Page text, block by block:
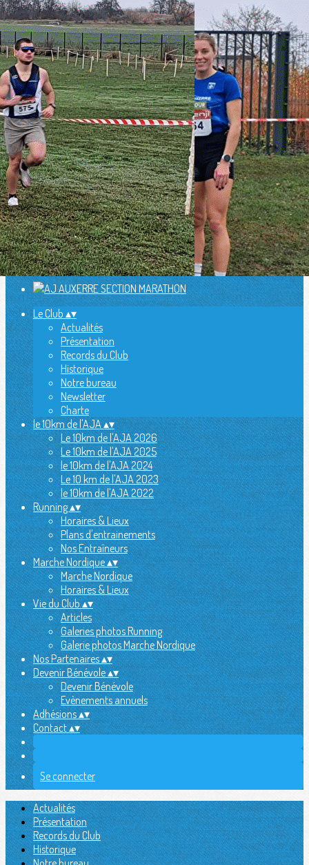
Exporter les lignes sélectionnées
Exporter toutes les colonnes
Exporter uniquement les colonnes affichées
Menu
<
>
Actualités
Présentation
Records du Club
Historique
Notre bureau
Newsletter
Charte
Ajoutez un logo, un bouton, des réseaux sociaux
Cliquez pour éditer
Le Club ▴▾
Actualités
Présentation
Records du Club
Historique
Notre bureau
Newsletter
Charte
le 10km de l'AJA▴▾
Le 10km de l'AJA 2026
Le 10km de l'AJA 2025
le 10km de l'AJA 2024
Le 10 km de l'AJA 2023
le 10km de l'AJA 2022
Running▴▾
Horaires & Lieux
Plans d'entrainements
Nos Entraîneurs
Marche Nordique▴▾
Marche Nordique
Horaires & Lieux
Vie du Club▴▾
Articles
Galeries photos Running
Galerie photos Marche Nordique
Nos Partenaires▴▾
Devenir Bénévole▴▾
Devenir Bénévole
Evènements annuels
Adhésions▴▾
Contact▴▾
Se connecter
Actualités
Présentation
Records du Club
Historique